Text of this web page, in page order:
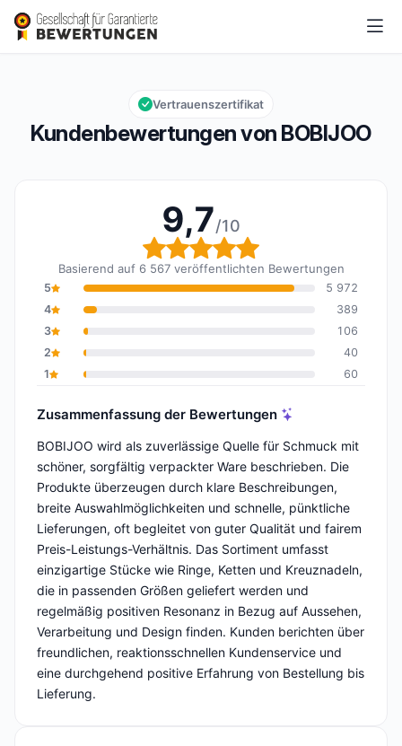
BOBIJOO
Gesamtbewertung: 9,7 von 10
9,7/10
Kundenbewertungen von BOBIJOO
Vertrauenszertifikat
9,7/10
Gesamtbewertung: 9,7
Basierend auf 6 567 veröffentlichten Bewertungen
5
5 972
4
389
3
106
2
40
1
60
Zusammenfassung der Bewertungen
BOBIJOO wird als zuverlässige Quelle für Schmuck mit
schöner, sorgfältig verpackter Ware beschrieben. Die
Produkte überzeugen durch klare Beschreibungen,
breite Auswahlmöglichkeiten und schnelle, pünktliche
Lieferungen, oft begleitet von guter Qualität und fairem
Preis-Leistungs-Verhältnis. Das Sortiment umfasst
einzigartige Stücke wie Ringe, Ketten und Kreuznadeln,
die in passenden Größen geliefert werden und
regelmäßig positiven Resonanz in Bezug auf Aussehen,
Verarbeitung und Design finden. Kunden berichten über
freundlichen, reaktionsschnellen Kundenservice und
eine durchgehend positive Erfahrung von Bestellung bis
Lieferung.